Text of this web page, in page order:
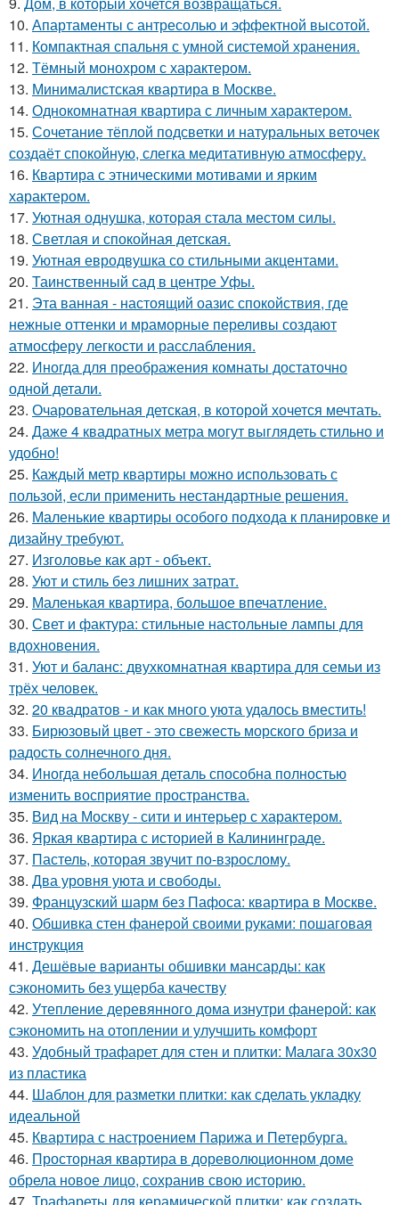
10. Апартаменты с антресолью и эффектной высотой.
11. Компактная спальня с умной системой хранения.
12. Тёмный монохром с характером.
13. Минималистская квартира в Москве.
14. Однокомнатная квартира с личным характером.
15. Сочетание тёплой подсветки и натуральных веточек
создаёт спокойную, слегка медитативную атмосферу.
16. Квартира с этническими мотивами и ярким
характером.
17. Уютная однушка, которая стала местом силы.
18. Светлая и спокойная детская.
19. Уютная евродвушка со стильными акцентами.
20. Таинственный сад в центре Уфы.
21. Эта ванная - настоящий оазис спокойствия, где
нежные оттенки и мраморные переливы создают
атмосферу легкости и расслабления.
22. Иногда для преображения комнаты достаточно
одной детали.
23. Очаровательная детская, в которой хочется мечтать.
24. Даже 4 квадратных метра могут выглядеть стильно и
удобно!
25. Каждый метр квартиры можно использовать с
пользой, если применить нестандартные решения.
26. Маленькие квартиры особого подхода к планировке и
дизайну требуют.
27. Изголовье как арт - объект.
28. Уют и стиль без лишних затрат.
29. Маленькая квартира, большое впечатление.
30. Свет и фактура: стильные настольные лампы для
вдохновения.
31. Уют и баланс: двухкомнатная квартира для семьи из
трёх человек.
32. 20 квадратов - и как много уюта удалось вместить!
33. Бирюзовый цвет - это свежесть морского бриза и
радость солнечного дня.
34. Иногда небольшая деталь способна полностью
изменить восприятие пространства.
35. Вид на Москву - сити и интерьер с характером.
36. Яркая квартира с историей в Калининграде.
37. Пастель, которая звучит по-взрослому.
38. Два уровня уюта и свободы.
39. Французский шарм без Пафоса: квартира в Москве.
40. Обшивка стен фанерой своими руками: пошаговая
инструкция
41. Дешёвые варианты обшивки мансарды: как
сэкономить без ущерба качеству
42. Утепление деревянного дома изнутри фанерой: как
сэкономить на отоплении и улучшить комфорт
43. Удобный трафарет для стен и плитки: Малага 30х30
из пластика
44. Шаблон для разметки плитки: как сделать укладку
идеальной
45. Квартира с настроением Парижа и Петербурга.
46. Просторная квартира в дореволюционном доме
обрела новое лицо, сохранив свою историю.
47. Трафареты для керамической плитки: как создать